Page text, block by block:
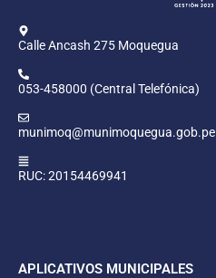
Calle Ancash 275 Moquegua
053-458000 (Central Telefónica)
munimoq@munimoquegua.gob.pe
RUC: 20154469941
APLICATIVOS MUNICIPALES